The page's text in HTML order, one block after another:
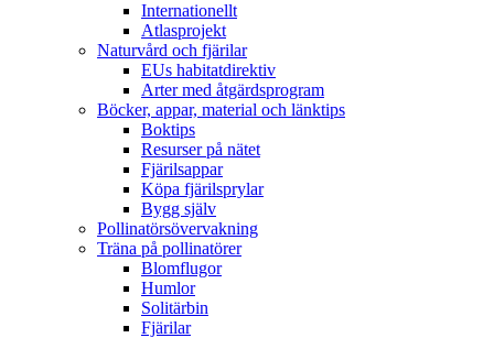
Internationellt
Atlasprojekt
Naturvård och fjärilar
EUs habitatdirektiv
Arter med åtgärdsprogram
Böcker, appar, material och länktips
Boktips
Resurser på nätet
Fjärilsappar
Köpa fjärilsprylar
Bygg själv
Pollinatörsövervakning
Träna på pollinatörer
Blomflugor
Humlor
Solitärbin
Fjärilar